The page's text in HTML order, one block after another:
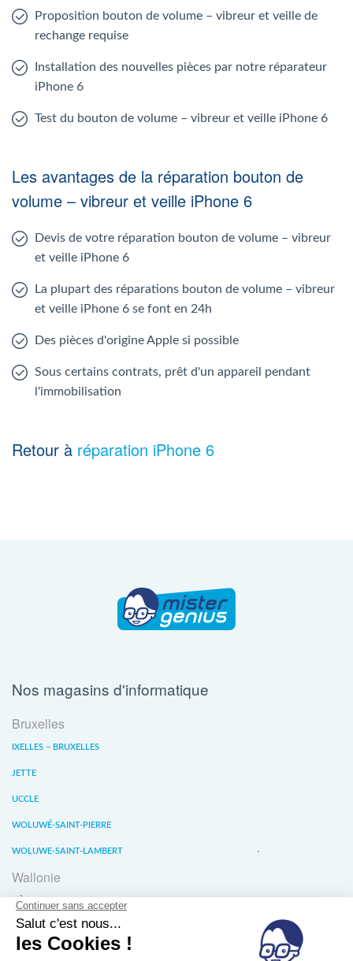
Proposition bouton de volume – vibreur et veille de
rechange requise
Installation des nouvelles pièces par notre réparateur
iPhone 6
Test du bouton de volume – vibreur et veille iPhone 6
Les avantages de la réparation bouton de
volume – vibreur et veille iPhone 6
Devis de votre réparation bouton de volume – vibreur
et veille iPhone 6
La plupart des réparations bouton de volume – vibreur
et veille iPhone 6 se font en 24h
Des pièces d'origine Apple si possible
Sous certains contrats, prêt d'un appareil pendant
l'immobilisation
Retour à réparation iPhone 6
Nos magasins d'informatique
Bruxelles
IXELLES – BRUXELLES
JETTE
UCCLE
WOLUWÉ-SAINT-PIERRE
WOLUWE-SAINT-LAMBERT
Wallonie
LIÈGE
WATERLOO
WAVRE